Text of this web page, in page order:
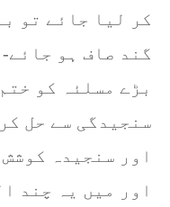
کر لیا جائے تو
گند صاف ہو
بڑے مسلئہ کو
سنجیدگی سے حل
اور سنجیدہ
اور میں یہ چند